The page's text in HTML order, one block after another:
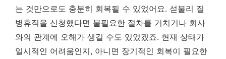
는 것만으로도 충분히 회복될 수 있었어요. 섣불리 질
병휴직을 신청했다면 불필요한 절차를 거치거나 회사
와의 관계에 오해가 생길 수도 있었겠죠. 현재 상태가
일시적인 어려움인지, 아니면 장기적인 회복이 필요한